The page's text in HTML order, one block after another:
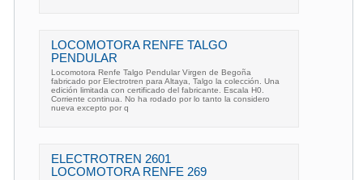
LOCOMOTORA RENFE TALGO
PENDULAR
Locomotora Renfe Talgo Pendular Virgen de Begoña
fabricado por Electrotren para Altaya, Talgo la colección. Una
edición limitada con certificado del fabricante. Escala H0.
Corriente continua. No ha rodado por lo tanto la considero
nueva excepto por q
ELECTROTREN 2601
LOCOMOTORA RENFE 269